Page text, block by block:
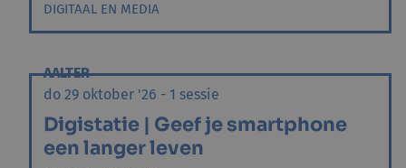
DIGITAAL EN MEDIA
AALTER
do 29 oktober '26 - 1 sessie
Digistatie | Geef je smartphone
een langer leven